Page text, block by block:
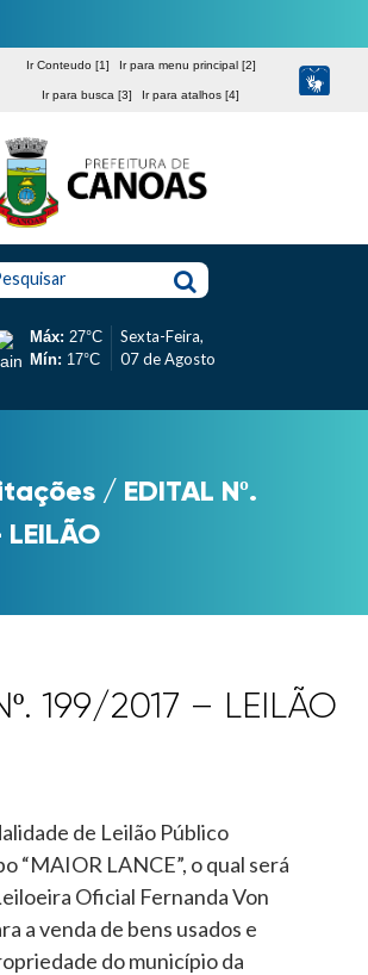
Ir Conteudo [1] Ir para menu principal [2]
Ir para busca [3] Ir para atalhos [4]
Máx: 27°C
Mín: 17°C
Sexta-Feira,
07 de Agosto
/ EDITAL Nº.
199/2017 – LEILÃO
de Leilão Público
“MAIOR LANCE”, o qual será
Oficial Fernanda Von
a venda de bens usados e
do município da